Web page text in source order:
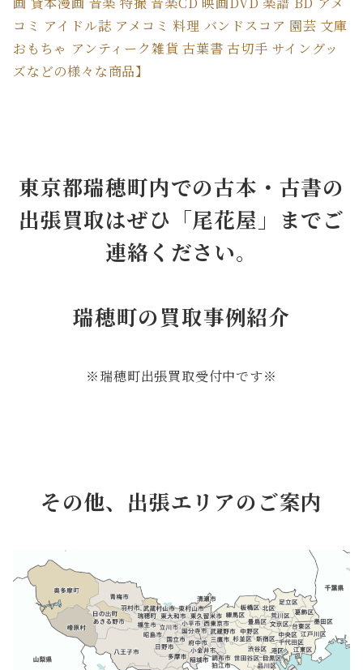
コミ アイドル誌 アメコミ 料理 バンドスコア 園芸 文庫
おもちゃ アンティーク雑貨 古葉書 古切手 サイングッ
ズなどの様々な商品】
東京都瑞穂町内での古本・古書の
出張買取はぜひ「尾花屋」までご
連絡ください。
瑞穂町の買取事例紹介
※瑞穂町出張買取受付中です※
その他、出張エリアのご案内